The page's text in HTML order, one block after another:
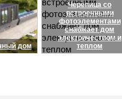
дом
Черепица со
встроенными
фотоэлементами
снабжает дом
электричеством и
теплом